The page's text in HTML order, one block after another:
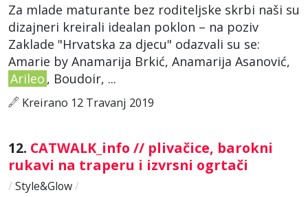
Za mlade maturante bez roditeljske skrbi naši su
dizajneri kreirali idealan poklon – na poziv
Zaklade "Hrvatska za djecu" odazvali su se:
Amarie by Anamarija Brkić, Anamarija Asanović,
Arileo , Boudoir, ...
Kreirano 12 Travanj 2019
12. CATWALK_info // plivačice, barokni
rukavi na traperu i izvrsni ogrtači
/ Style&Glow/